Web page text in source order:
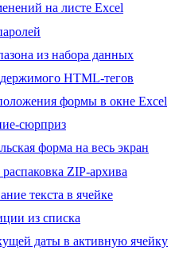
на листе Excel
из набора данных
HTML-тегов
формы в окне Excel
сюрприз
форма на весь экран
ZIP-архива
текста в ячейке
из списка
даты в активную ячейку